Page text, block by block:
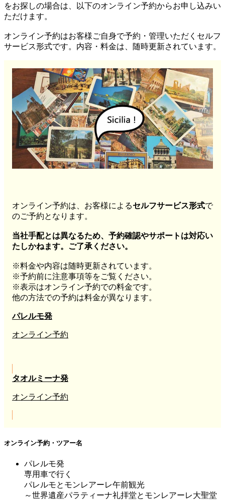
をお探しの場合は、以下のオンライン予約からお申し込みい
ただけます。
オンライン予約はお客様ご自身で予約・管理いただくセルフ
サービス形式です。内容・料金は、随時更新されています。
オンライン予約は、お客様によるセルフサービス形式で
のご予約となります。
当社手配とは異なるため、予約確認やサポートは対応い
たしかねます。ご了承ください。
※料金や内容は随時更新されています。
※予約前に注意事項等をご覧ください。
※表示はオンライン予約での料金です。
他の方法での予約は料金が異なります。
パレルモ発
オンライン予約
タオルミーナ発
オンライン予約
オンライン予約・ツアー名
パレルモ発
専用車で行く
パレルモとモンレアーレ午前観光
～世界遺産パラティーナ礼拝堂とモンレアーレ大聖堂